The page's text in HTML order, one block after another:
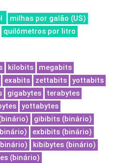
milhas por galão (US)
quilómetros por litro
kilobits
megabits
exabits zettabits
yottabits
gigabytes
terabytes
yottabytes
gibibits (binário)
exbibits (binário)
kibibytes (binário)
(binário)